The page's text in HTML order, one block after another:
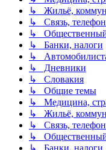
↳ Жильё,
↳ Связь,
↳ Общественный
↳ Банки, налоги
↳
↳ Дневники
↳ Словакия
↳ Общие темы
↳ Медицина,
↳ Жильё,
↳ Связь,
↳ Общественный
↳ Банки, налоги